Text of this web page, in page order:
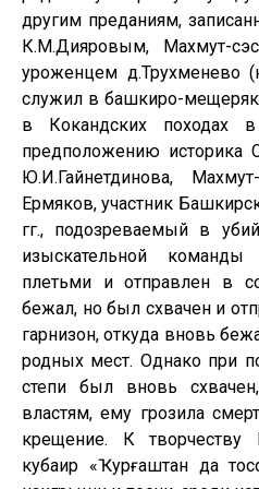
другим преданиям,
К.М.Дияровым, Махмут-
уроженцем д.Трухменево
служил в башкиро-
в Кокандских
предположению историка
Ю.И.Гайнетдинова,
Ермяков, участник
гг., подозреваемый в
изыскательной
плетьми и отправлен в
бежал, но был схвачен и
гарнизон, откуда вновь
родных мест. Однако при
степи был вновь
властям, ему грозила
крещение. К творчеству
кубаир «Ҡурғаштан да